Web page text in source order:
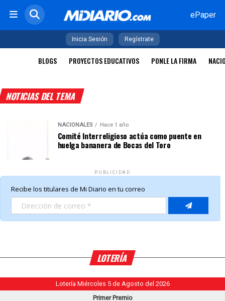
ePaper
Inicia Sesión Regístrate
BLOGS PROYECTOS EDUCATIVOS PONLE LA FIRMA
NOTICIAS DEL TEMA
NACIONALES Hace 1 año
Comité Interreligioso actúa como puente en
huelga bananera de Bocas del Toro
PUBLICIDAD
LOTERÍA
Lotería Miércoles 5 de Agosto del 2026
Primer Premio